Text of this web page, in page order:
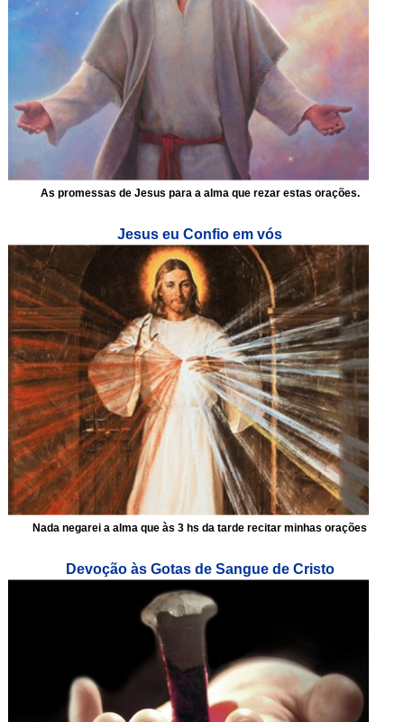
As promessas de Jesus para a alma que rezar estas orações.
Jesus eu Confio em vós
Nada negarei a alma que às 3 hs da tarde recitar minhas orações
Devoção às Gotas de Sangue de Cristo